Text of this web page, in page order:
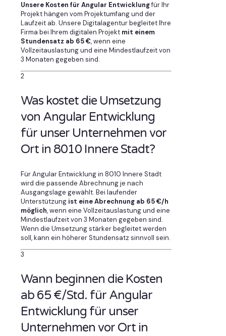
Unsere Kosten für Angular Entwicklungfür Ihr
Projekt hängen vom Projektumfang und der
Laufzeit ab. Unsere Digitalagentur begleitet Ihre
Firma bei Ihrem digitalen Projekt mit einem
Stundensatz ab 65 €, wenn eine
Vollzeitauslastung und eine Mindestlaufzeit von
3 Monaten gegeben sind.
2
Was kostet die Umsetzung
von Angular Entwicklung
für unser Unternehmen vor
Ort in 8010 Innere Stadt?
Für Angular Entwicklung in 8010 Innere Stadt
wird die passende Abrechnung je nach
Ausgangslage gewählt. Bei laufender
Unterstützung ist eine Abrechnung ab 65 €/h
möglich, wenn eine Vollzeitauslastung und eine
Mindestlaufzeit von 3 Monaten gegeben sind.
Wenn die Umsetzung stärker begleitet werden
soll, kann ein höherer Stundensatz sinnvoll sein.
3
Wann beginnen die Kosten
ab 65 €/Std. für Angular
Entwicklung für unser
Unternehmen vor Ort in